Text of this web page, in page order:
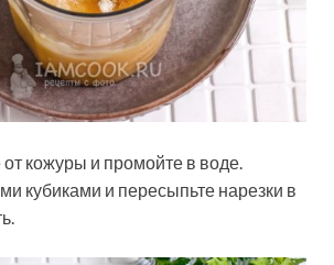
кожуры и промойте в воде.
кубиками и пересыпьте нарезки в